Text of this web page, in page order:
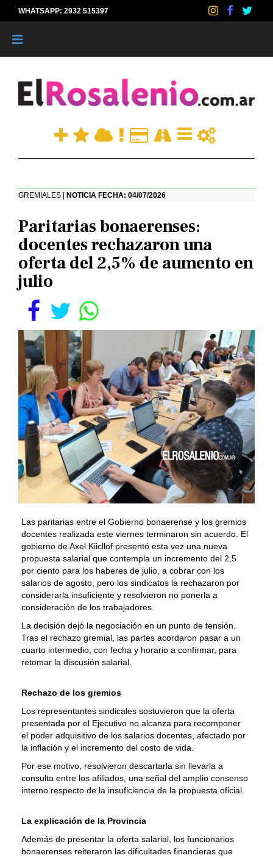
WHATSAPP: 2932 515397
GREMIALES | NOTICIA FECHA: 04/07/2026
Paritarias bonaerenses:
docentes rechazaron una
oferta del 2,5% de aumento en
julio
Las paritarias entre el Gobierno bonaerense y los gremios
docentes realizada este viernes terminaron sin acuerdo. El
gobierno de Axel Kiicllof presentó esta vez una nueva
propuesta salarial que contempla un incremento del 2,5
por ciento para los haberes de julio, a cobrar con los
salarios de agosto, pero los sindicatos la rechazaron por
considerarla insuficiente y resolvieron no ponerla a
consideración de los trabajadores.
La decisión dejó la negociación en un punto de tensión.
Tras el rechazo gremial, las partes acordaron pasar a un
cuarto intermedio, con fecha y horario a confirmar, para
retomar la discusión salarial.
Rechazo de los gremios
Los representantes sindicales sostuvieron que la oferta
presentada por el Ejecutivo no alcanza para recomponer
el poder adquisitivo de los salarios docentes, afectado por
la inflación y el incremento del costo de vida.
Por ese motivo, resolvieron descartarla sin llevarla a
consulta entre los afiliados, una señal del amplio consenso
interno respecto de la insuficiencia de la propuesta oficial.
La explicación de la Provincia
Además de presentar la oferta salarial, los funcionarios
bonaerenses reiteraron las dificultades financieras que